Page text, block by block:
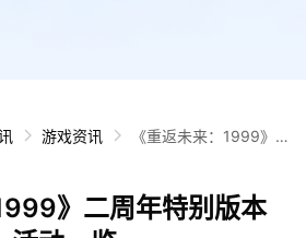
游戏资讯
《重返未来：1999》
》二周年特别版本